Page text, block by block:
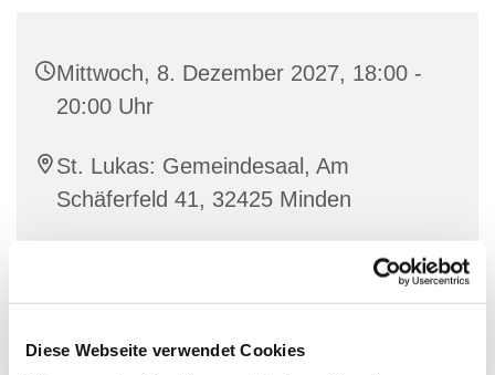
Diese Webseite verwendet Cookies
Mittwoch, 8. Dezember 2027, 18:00 -
20:00 Uhr
St. Lukas: Gemeindesaal, Am
Schäferfeld 41, 32425 Minden